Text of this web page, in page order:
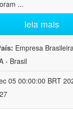
...
leia mais
Empresa
- Brasil
05 00:00:00 BRT